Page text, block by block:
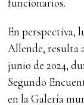
En perspectiva,
Allende, resulta
junio de 2024,
Segundo
en la Galería